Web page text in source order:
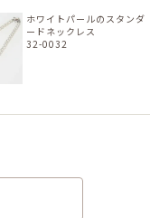
ホワイトパールのスタンダ
ードネックレス
32-0032